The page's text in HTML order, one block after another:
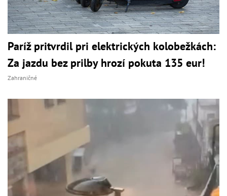
Paríž pritvrdil pri elektrických kolobežkách:
Za jazdu bez prilby hrozí pokuta 135 eur!
Zahraničné